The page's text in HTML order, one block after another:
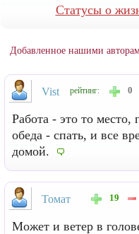
Статусы о
Добавленное нашими
Vist рейтинг: 0
Работа - это то место,
обеда - спать, и все
домой.
Томат 19
Может и ветер в